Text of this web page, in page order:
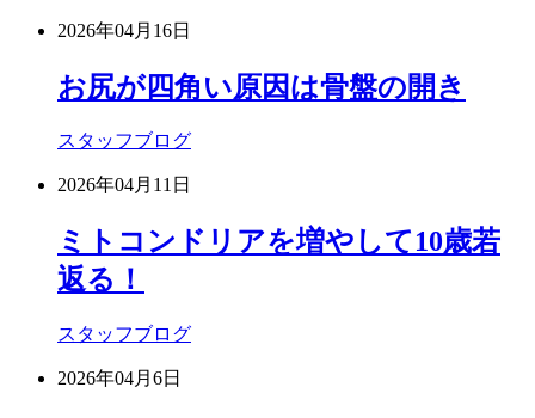
2026年04月16日
お尻が四角い原因は骨盤の開き
スタッフブログ
2026年04月11日
ミトコンドリアを増やして10歳若
返る！
スタッフブログ
2026年04月6日